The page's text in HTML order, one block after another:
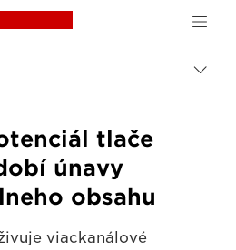
Canon Logo, back to
Články pre podniky a profesionálov
tlače
únavy
obsahu
viackanálové